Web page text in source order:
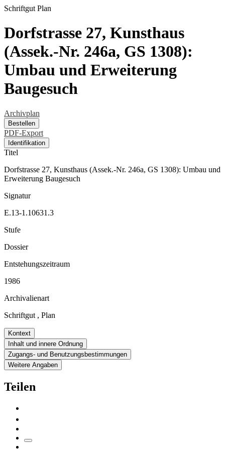
Schriftgut Plan
Dorfstrasse 27, Kunsthaus
(Assek.-Nr. 246a, GS 1308):
Umbau und Erweiterung
Baugesuch
Archivplan
Bestellen
PDF-Export
Identifikation
Titel
Dorfstrasse 27, Kunsthaus (Assek.-Nr. 246a, GS 1308): Umbau und
Erweiterung Baugesuch
Signatur
E.13-1.10631.3
Stufe
Dossier
Entstehungszeitraum
1986
Archivalienart
Schriftgut , Plan
Kontext
Inhalt und innere Ordnung
Zugangs- und Benutzungsbestimmungen
Weitere Angaben
Teilen